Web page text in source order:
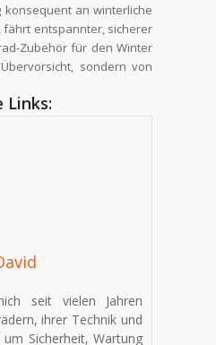
konsequent an winterliche
fährt entspannter, sicherer
Zubehör für den Winter
sondern von
Links:
seit vielen Jahren
ihrer Technik und
Sicherheit, Wartung